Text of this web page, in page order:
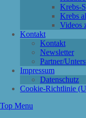
Krebs-
Krebs
Videos
Kontakt
Kontakt
Newsletter
Partner/
Impressum
Datenschutz
Cookie-Richtlinie
Top Menu